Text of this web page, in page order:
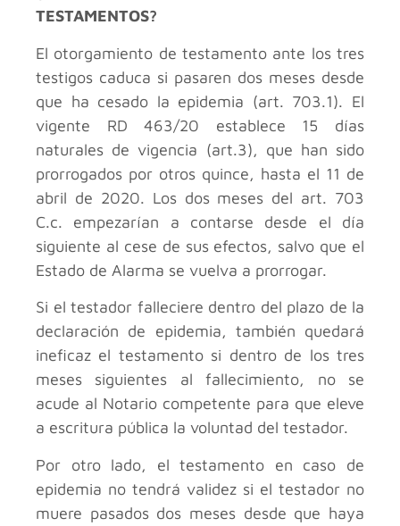
TESTAMENTOS?
El otorgamiento de testamento ante los tres
testigos caduca si pasaren dos meses desde
que ha cesado la epidemia (art. 703.1). El
vigente RD 463/20 establece 15 días
naturales de vigencia (art.3), que han sido
prorrogados por otros quince, hasta el 11 de
abril de 2020. Los dos meses del art. 703
C.c. empezarían a contarse desde el día
siguiente al cese de sus efectos, salvo que el
Estado de Alarma se vuelva a prorrogar.
Si el testador falleciere dentro del plazo de la
declaración de epidemia, también quedará
ineficaz el testamento si dentro de los tres
meses siguientes al fallecimiento, no se
acude al Notario competente para que eleve
a escritura pública la voluntad del testador.
Por otro lado, el testamento en caso de
epidemia no tendrá validez si el testador no
muere pasados dos meses desde que haya